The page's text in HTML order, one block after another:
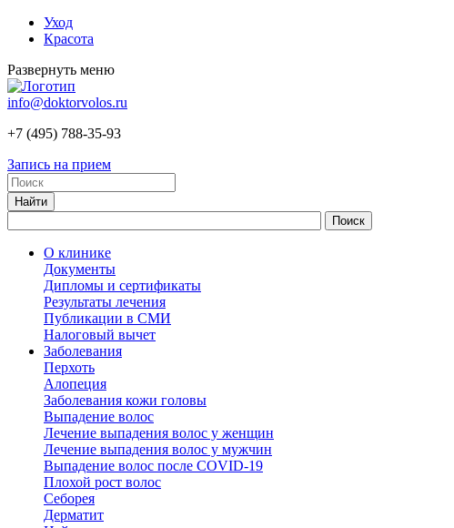
Уход
Красота
Развернуть меню
info@doktorvolos.ru
+7 (495) 788-35-93
Запись на прием
О клинике
Документы
Дипломы и сертификаты
Результаты лечения
Публикации в СМИ
Налоговый вычет
Заболевания
Перхоть
Алопеция
Заболевания кожи головы
Выпадение волос
Лечение выпадения волос у женщин
Лечение выпадения волос у мужчин
Выпадение волос после COVID-19
Плохой рост волос
Cеборея
Дерматит